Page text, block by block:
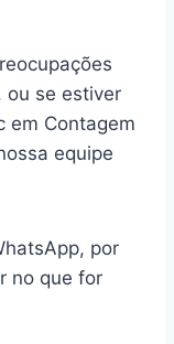
ou se estiver
em Contagem
equipe
por
no que for